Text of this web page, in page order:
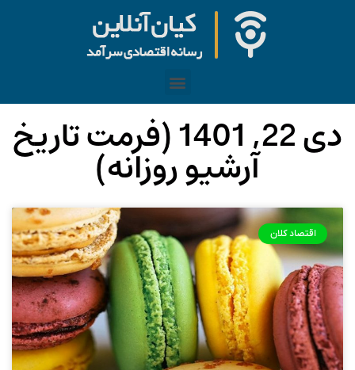
دی 22, 1401 (فرمت تاریخ
آرشیو روزانه)
اقتصاد کلان